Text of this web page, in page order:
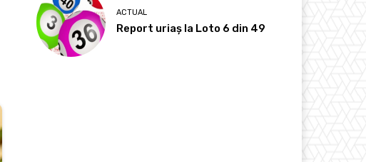
ACTUAL
Report uriaș la Loto 6 din 49